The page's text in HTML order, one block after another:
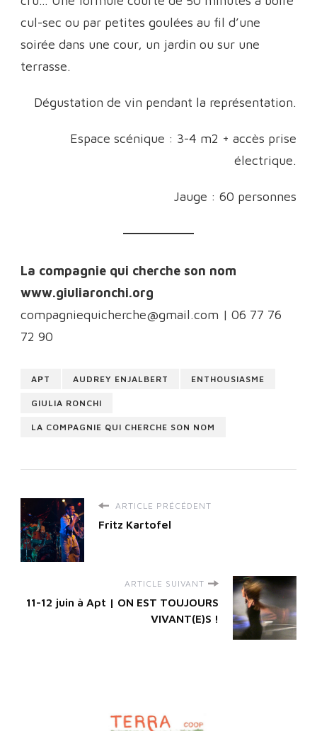
cul-sec ou par petites goulées au fil d’une
soirée dans une cour, un jardin ou sur une
terrasse.
Dégustation de vin pendant la représentation.
Espace scénique : 3-4 m2 + accès prise
électrique.
Jauge : 60 personnes
La compagnie qui cherche son nom
www.giuliaronchi.org
compagniequicherche@gmail.com | 06 77 76
72 90
APT AUDREY ENJALBERT ENTHOUSIASME
GIULIA RONCHI
LA COMPAGNIE QUI CHERCHE SON NOM
ARTICLE PRÉCÉDENT
Fritz Kartofel
ARTICLE SUIVANT
11-12 juin à Apt | ON EST TOUJOURS
VIVANT(E)S !